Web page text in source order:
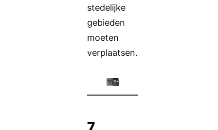
stedelijke
gebieden
moeten
verplaatsen.